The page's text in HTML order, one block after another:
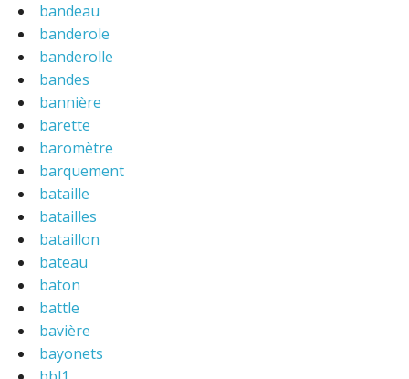
bandeau
banderole
banderolle
bandes
bannière
barette
baromètre
barquement
bataille
batailles
bataillon
bateau
baton
battle
bavière
bayonets